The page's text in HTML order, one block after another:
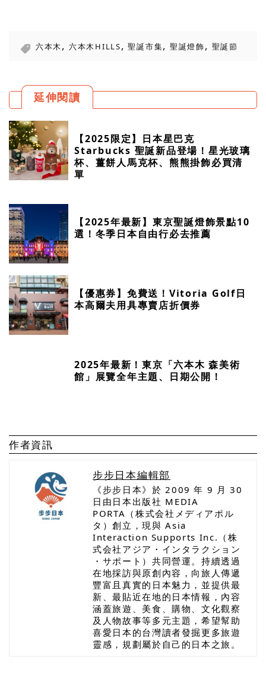
六本木 , 六本木HILLS, 聖誕市集, 聖誕燈飾, 聖誕節
延伸閱讀
【2025限定】日本星巴克
Starbucks 聖誕新品登場！星光玻璃
杯、薑餅人馬克杯、熊熊掛飾必買清
單
【2025年最新】東京聖誕燈飾景點10
選！冬季日本自由行必去推薦
【優惠券】免費送！Vitoria Golf日
本高爾夫用具專賣店折價券
2025年最新！東京「六本木 森美術
館」展覽全年主題、日期公開！
作者資訊
步步日本編輯部
《步步日本》於 2009 年 9 月 30
日由日本出版社 MEDIA
PORTA（株式会社メディアポル
タ）創立，現與 Asia
Interaction Supports Inc.（株
式会社アジア・インタラクション
・サポート）共同營運。持續透過
在地採訪與原創內容，向旅人傳遞
豐富且真實的日本魅力，並提供最
新、最貼近在地的日本情報，內容
涵蓋旅遊、美食、購物、文化觀察
及人物故事等多元主題，希望幫助
喜愛日本的台灣讀者發掘更多旅遊
靈感，規劃屬於自己的日本之旅。